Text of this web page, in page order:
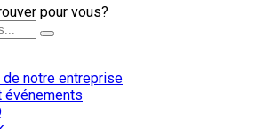
pour vous?
notre entreprise
événements